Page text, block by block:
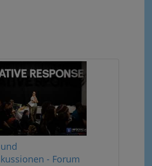
- Forum